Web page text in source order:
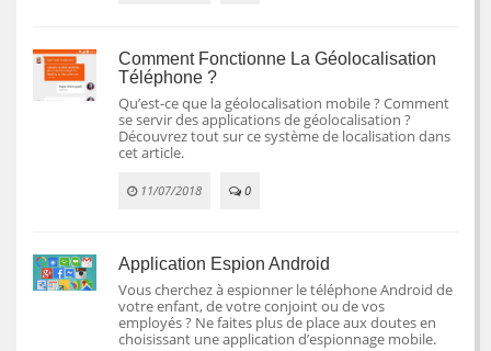
Comment Fonctionne La Géolocalisation
Téléphone ?
Qu’est-ce que la géolocalisation mobile ? Comment
se servir des applications de géolocalisation ?
Découvrez tout sur ce système de localisation dans
cet article.
11/07/2018 0
Application Espion Android
Vous cherchez à espionner le téléphone Android de
votre enfant, de votre conjoint ou de vos
employés ? Ne faites plus de place aux doutes en
choisissant une application d’espionnage mobile.